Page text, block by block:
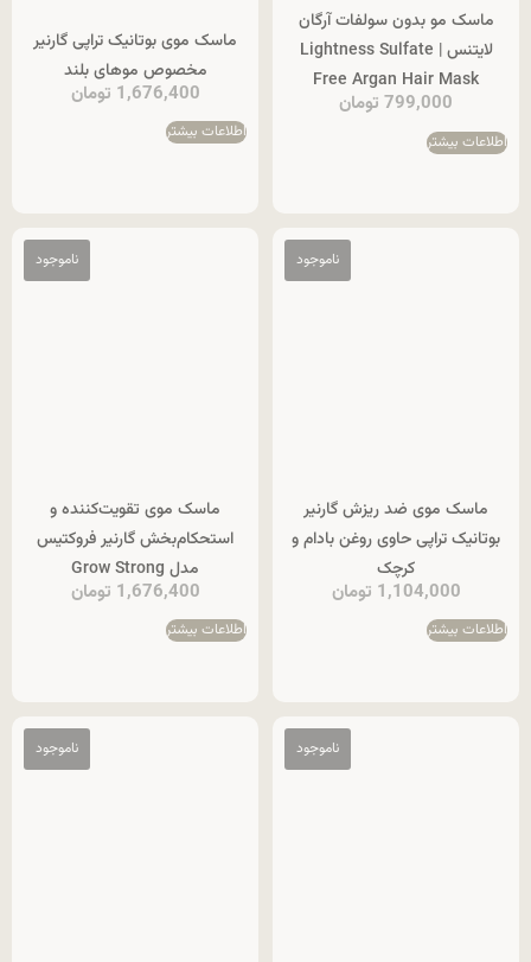
ماسک مو بدون سولفات آرگان
لایتنس | Lightness Sulfate
Free Argan Hair Mask
799,000 تومان
اطلاعات بیشتر
ماسک موی بوتانیک تراپی گارنیر
مخصوص موهای بلند
1,676,400 تومان
اطلاعات بیشتر
ماسک موی ضد ریزش گارنیر
بوتانیک تراپی حاوی روغن بادام و
کرچک
1,104,000 تومان
اطلاعات بیشتر
ماسک موی تقویت‌کننده و
استحکام‌بخش گارنیر فروکتیس
مدل Grow Strong
1,676,400 تومان
اطلاعات بیشتر